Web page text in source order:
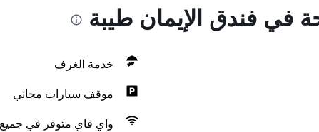
في فندق الإيمان طيبة
خدمة الغرف
موقف سيارات مجاني
واي فاي متوفر في